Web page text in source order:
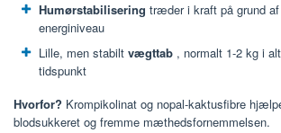
Humørstabilisering træder i kraft på grund
energiniveau
Lille, men stabilt vægttab , normalt 1-2 kg i
tidspunkt
Hvorfor? Krompikolinat og nopal-kaktusfibre
blodsukkeret og fremme mæthedsfornemmelsen.